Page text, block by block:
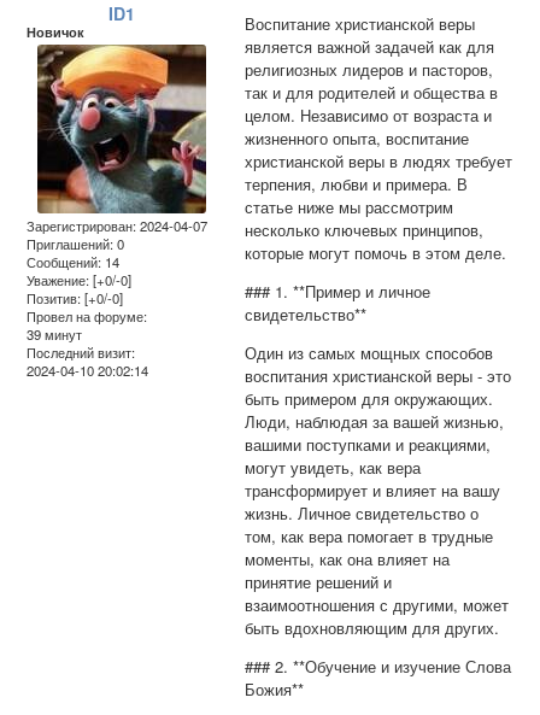
ID1
Новичок
Зарегистрирован: 2024-04-07
Приглашений:0
Сообщений: 14
Уважение: [+0/-0]
Позитив: [+0/-0]
Провел на форуме:
39 минут
Последний визит:
2024-04-10 20:02:14
Воспитание христианской веры
является важной задачей как для
религиозных лидеров и пасторов,
так и для родителей и общества в
целом. Независимо от возраста и
жизненного опыта, воспитание
христианской веры в людях требует
терпения, любви и примера. В
статье ниже мы рассмотрим
несколько ключевых принципов,
которые могут помочь в этом деле.
### 1. **Пример и личное
свидетельство**
Один из самых мощных способов
воспитания христианской веры - это
быть примером для окружающих.
Люди, наблюдая за вашей жизнью,
вашими поступками и реакциями,
могут увидеть, как вера
трансформирует и влияет на вашу
жизнь. Личное свидетельство о
том, как вера помогает в трудные
моменты, как она влияет на
принятие решений и
взаимоотношения с другими, может
быть вдохновляющим для других.
### 2. **Обучение и изучение Слова
Божия**